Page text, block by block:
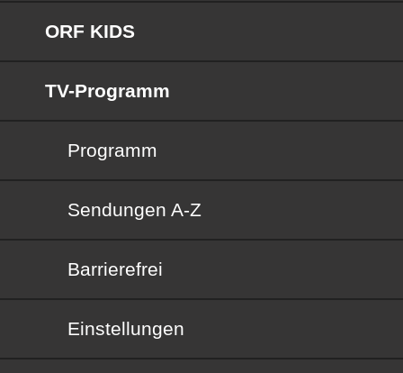
ORF KIDS
TV-Programm
Programm
Sendungen von A bis Z
Sendungen A-Z
Barrierefrei
Barrierefrei
Einstellungen